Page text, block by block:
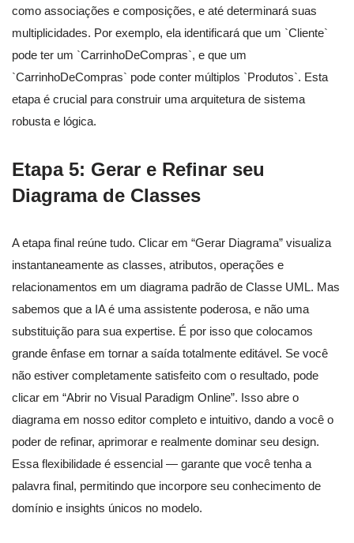
como associações e composições, e até determinará suas
multiplicidades. Por exemplo, ela identificará que um `Cliente`
pode ter um `CarrinhoDeCompras`, e que um
`CarrinhoDeCompras` pode conter múltiplos `Produtos`. Esta
etapa é crucial para construir uma arquitetura de sistema
robusta e lógica.
Etapa 5: Gerar e Refinar seu
Diagrama de Classes
A etapa final reúne tudo. Clicar em “Gerar Diagrama” visualiza
instantaneamente as classes, atributos, operações e
relacionamentos em um diagrama padrão de Classe UML. Mas
sabemos que a IA é uma assistente poderosa, e não uma
substituição para sua expertise. É por isso que colocamos
grande ênfase em tornar a saída totalmente editável. Se você
não estiver completamente satisfeito com o resultado, pode
clicar em “Abrir no Visual Paradigm Online”. Isso abre o
diagrama em nosso editor completo e intuitivo, dando a você o
poder de refinar, aprimorar e realmente dominar seu design.
Essa flexibilidade é essencial — garante que você tenha a
palavra final, permitindo que incorpore seu conhecimento de
domínio e insights únicos no modelo.